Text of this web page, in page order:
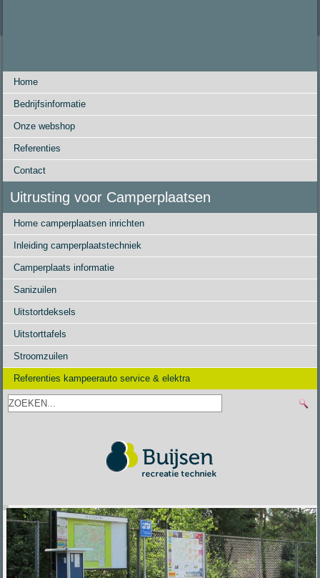
Home
Bedrijfsinformatie
Onze webshop
Referenties
Contact
Uitrusting voor Camperplaatsen
Home camperplaatsen inrichten
Inleiding camperplaatstechniek
Camperplaats informatie
Sanizuilen
Uitstortdeksels
Uitstorttafels
Stroomzuilen
Referenties kampeerauto service & elektra